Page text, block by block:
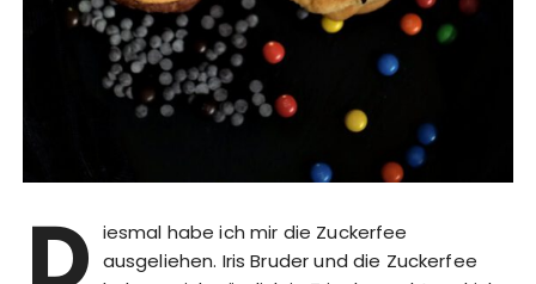
D iesmal habe ich mir die Zuckerfee
ausgeliehen. Iris Bruder und die Zuckerfee